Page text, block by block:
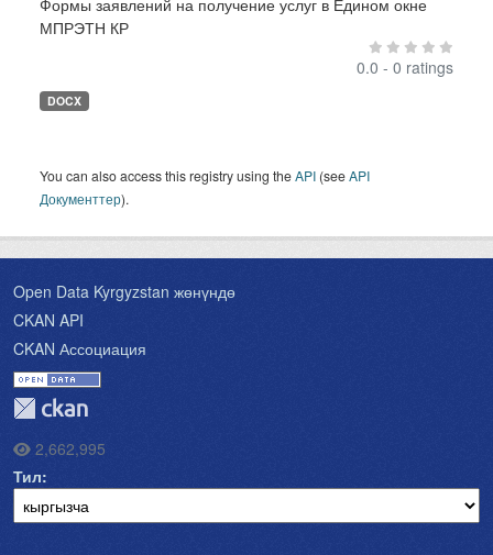
Формы заявлений на получение услуг в Едином окне
МПРЭТН КР
0.0 - 0 ratings
DOCX
You can also access this registry using theAPI (seeAPI
Документтер).
Open Data Kyrgyzstan жөнүндө
CKAN API
CKAN Ассоциация
2,662,995
Тил